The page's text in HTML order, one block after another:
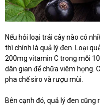
Nếu hỏi loại trái cây nào có
thì chính là quả lý đen. Loại
200mg vitamin C trong mỗi
dân gian để chữa viêm họng.
pha chế siro và rượu mùi.
Bên cạnh đó, quả lý đen